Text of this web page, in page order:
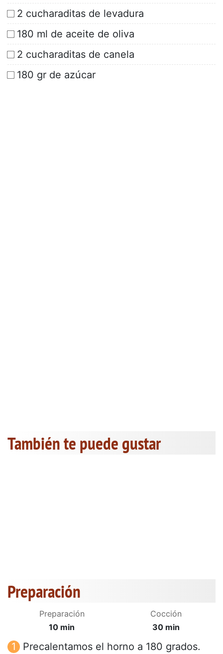
2 cucharaditas de levadura
180 ml de aceite de oliva
2 cucharaditas de canela
180 gr de azúcar
También te puede gustar
Preparación
Preparación
10 min
Cocción
30 min
Precalentamos el horno a 180 grados.